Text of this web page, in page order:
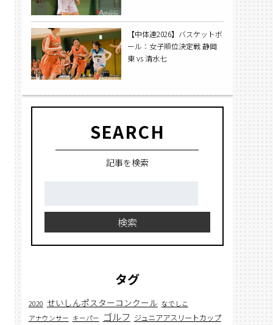
【中体連2026】バスケットボ
ール：女子順位決定戦 静岡
東 vs 清水七
SEARCH
記事を検索
検索
タグ
2020 せいしんポスターコンクール なでしこ
アナウンサー キーパー ゴルフ ジュニアアスリートカップ